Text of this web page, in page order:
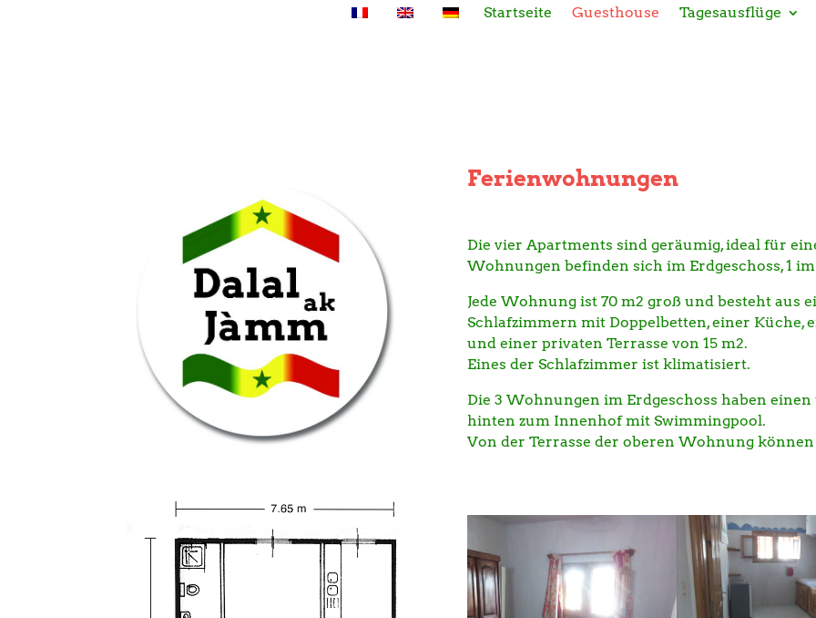
Startseite Guesthouse Tagesausflüge
Ferienwohnungen
Die vier Apartments sind geräumig, ideal für
Wohnungen befinden sich im Erdgeschoss, 1
Jede Wohnung ist 70 m2 groß und besteht aus
Schlafzimmern mit Doppelbetten, einer Küche,
und einer privaten Terrasse von 15 m2.
Eines der Schlafzimmer ist klimatisiert.
Die 3 Wohnungen im Erdgeschoss haben
hinten zum Innenhof mit Swimmingpool.
Von der Terrasse der oberen Wohnung können